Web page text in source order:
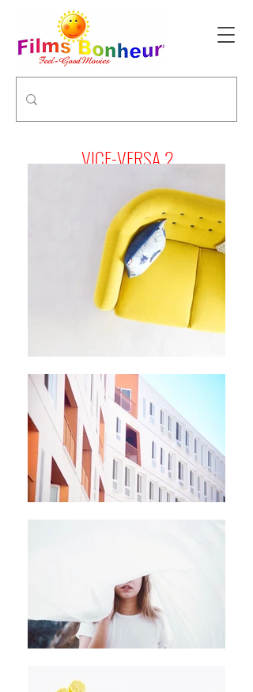
VICE-VERSA 2